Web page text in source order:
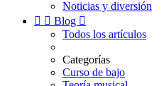
Noticias y diversión
  Blog 
Todos los artículos
Categorías
Curso de bajo